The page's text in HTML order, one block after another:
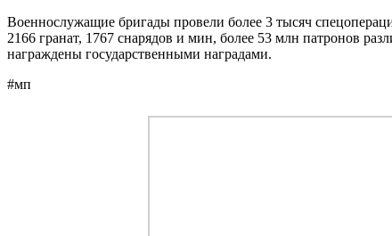
Военнослужащие бригады провели более 3 тысяч
2166 гранат, 1767 снарядов и мин, более 53 млн патронов
награждены государственными наградами.
#мп